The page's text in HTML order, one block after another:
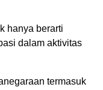
hanya berarti
dalam aktivitas
termasuk